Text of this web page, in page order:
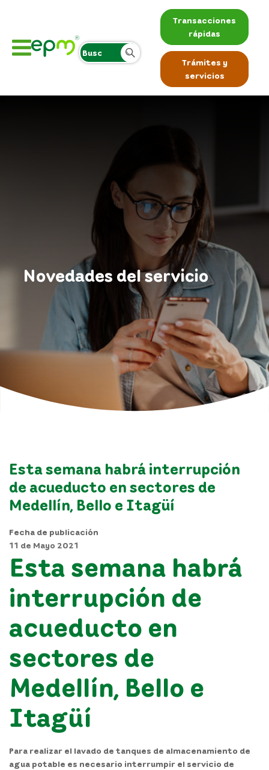
Transacciones
rápidas
Trámites y
servicios
Novedades del servicio
Esta semana habrá interrupción
de acueducto en sectores de
Medellín, Bello e Itagüí
Fecha de publicación
11 de Mayo 2021
Esta semana habrá
interrupción de
acueducto en
sectores de
Medellín, Bello e
Itagüí
Para realizar el lavado de tanques de almacenamiento de
agua potable es necesario interrumpir el servicio de